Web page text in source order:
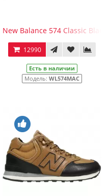
White Black Leather
New Balance 574 Classic
12990
Есть в наличии
Модель: WL574MAC